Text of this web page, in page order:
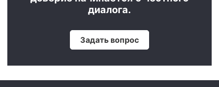
диалога.
Задать вопрос